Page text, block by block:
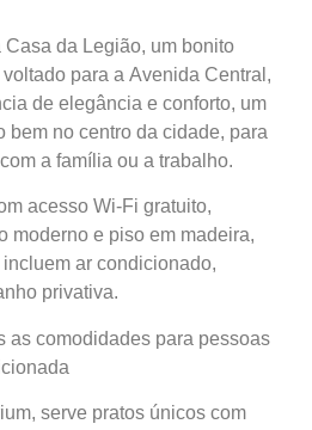
Casa da Legião, um bonito
para a Avenida Central,
de elegância e conforto, um
bem no centro da cidade, para
a família ou a trabalho.
acesso Wi-Fi gratuito,
moderno e piso em madeira,
ar condicionado,
privativa.
as comodidades para pessoas
serve pratos únicos com